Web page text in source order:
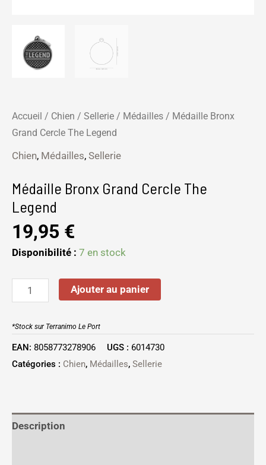
Accueil / Chien / Sellerie / Médailles / Médaille Bronx
Grand Cercle The Legend
Chien, Médailles, Sellerie
Médaille Bronx Grand Cercle The
Legend
19,95 €
Disponibilité : 7 en stock
Ajouter au panier
*Stock sur Terranimo Le Port
EAN: 8058773278906 UGS : 6014730
Catégories : Chien, Médailles, Sellerie
Description